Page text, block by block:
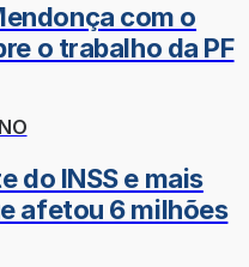
com o
o trabalho da PF
do INSS e mais
afetou 6 milhões